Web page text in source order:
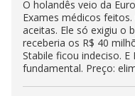
O holandês veio da
Exames médicos
aceitas. Ele só exigiu o
receberia os R$ 40
Stabile ficou indeciso.
fundamental. Preço: